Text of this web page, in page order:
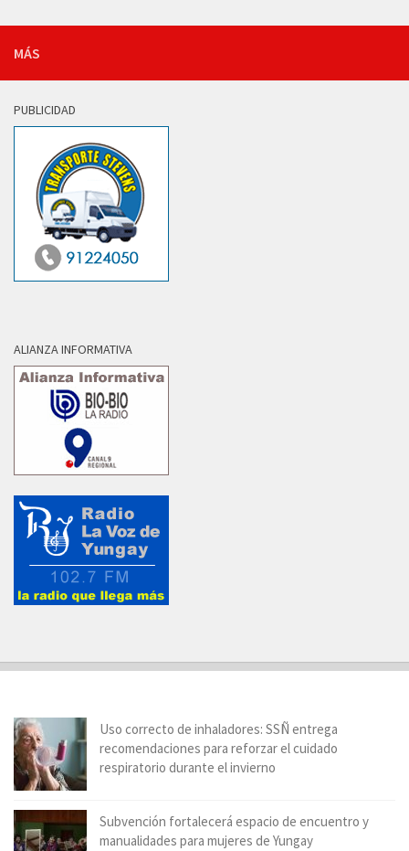
MÁS
PUBLICIDAD
ALIANZA INFORMATIVA
Uso correcto de inhaladores: SSÑ entrega
recomendaciones para reforzar el cuidado
respiratorio durante el invierno
Subvención fortalecerá espacio de encuentro y
manualidades para mujeres de Yungay